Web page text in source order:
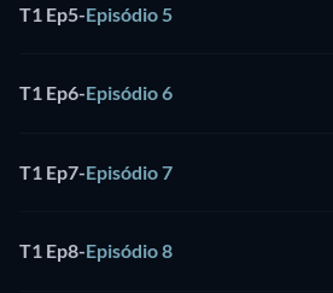
T1 Ep5-Episódio 5
T1 Ep6-Episódio 6
T1 Ep7-Episódio 7
T1 Ep8-Episódio 8